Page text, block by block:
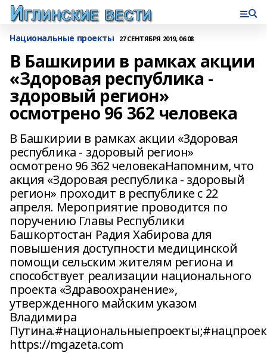
Национальные проекты 27 СЕНТЯБРЯ 2019, 06:08
В Башкирии в рамках акции
«Здоровая республика -
здоровый регион»
осмотрено 96 362 человека
В Башкирии в рамках акции «Здоровая
республика - здоровый регион»
осмотрено 96 362 человекаНапомним, что
акция «Здоровая республика - здоровый
регион» проходит в республике с 22
апреля. Мероприятие проводится по
поручению Главы Республики
Башкортостан Радия Хабирова для
повышения доступности медицинской
помощи сельским жителям региона и
способствует реализации национального
проекта «Здравоохранение»,
утвержденного майским указом
Владимира
https://mgazeta.com